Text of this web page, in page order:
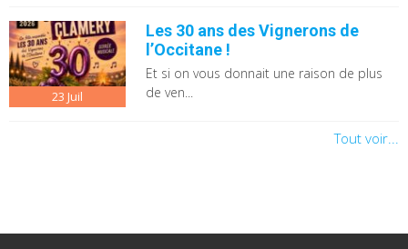
23 Juil
Les 30 ans des Vignerons de
l’Occitane !
Et si on vous donnait une raison de plus
de ven...
Tout voir...